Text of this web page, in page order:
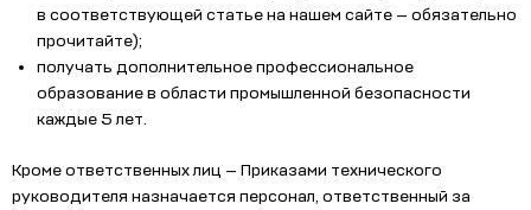
в соответствующей статье на нашем сайте — обязательно
прочитайте);
получать дополнительное профессиональное
образование в области промышленной безопасности
каждые 5 лет.
Кроме ответственных лиц — Приказами технического
руководителя назначается персонал, ответственный за